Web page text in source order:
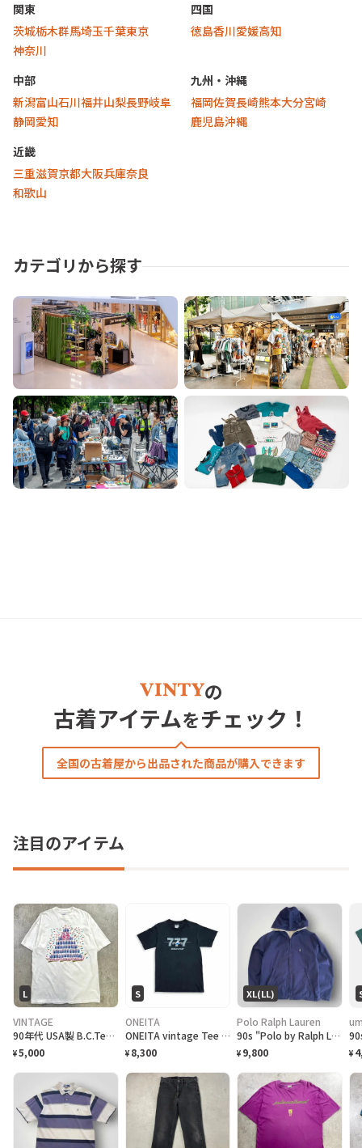
関東
茨城栃木群馬埼玉千葉東京
神奈川
中部
新潟富山石川福井山梨長野岐阜
静岡愛知
近畿
三重滋賀京都大阪兵庫奈良
和歌山
四国
徳島香川愛媛高知
九州・沖縄
福岡佐賀長崎熊本大分宮崎
鹿児島沖縄
カテゴリから探す
ポップアップ マーケット
の
古着アイテムをチェック！
全国の古着屋から出品された商品が購入できます
注目のアイテム
L
VINTAGE
90年代 USA製 B.C.Tee celebrate アートプリントTシャツ メンズL相当 古着 90s VINTAGE ヴィンテージ カナダ BC州 100周年記念 シングルステッチ 白色
¥5,000
S
ONEITA
ONEITA vintage Tee シングルステッチ Tシャツ BOEING ボーイング
¥ 8,300
XL(LL)
Polo Ralph Lauren
90s "Polo by Ralph Lauren" Reversible Hoodie Jacket ポロ ラルフローレン リバーシブル ジャケット[XL]
¥ 9,800 ¥